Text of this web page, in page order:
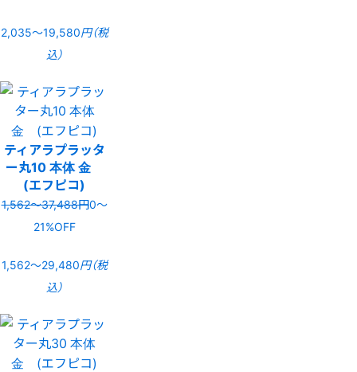
2,035〜19,580円（税
込）
ティアラプラッタ
ー丸10 本体 金
(エフピコ)
1,562〜37,488円0〜
21%OFF
1,562〜29,480円（税
込）